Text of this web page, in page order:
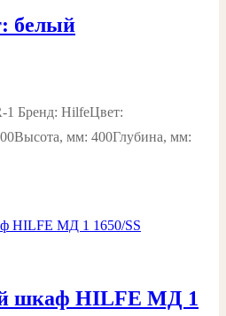
белый
Бренд: HilfeЦвет:
мм: 400Глубина, мм:
шкаф HILFE МД 1